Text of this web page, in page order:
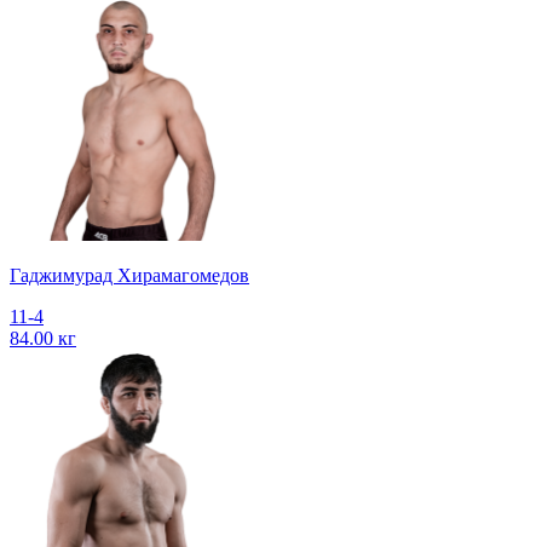
Гаджимурад Хирамагомедов
11-4
84.00 кг